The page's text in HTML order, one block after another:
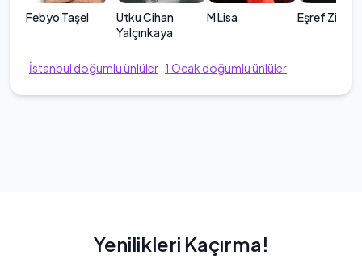
Febyo Taşel
Utku Cihan
Yalçınkaya
M Lisa Eşref Ziya
İstanbul doğumlu ünlüler· 1 Ocak doğumlu ünlüler
Yenilikleri Kaçırma!